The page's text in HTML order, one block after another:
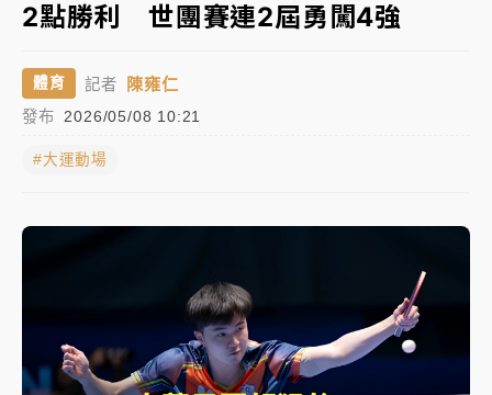
周末精選｜
跨境網購族注意！EZ Way若改由政府委
蔣萬安的建中同學！47歲法律學霸戰桃園 公開上任首
要3件事
慈濟遭詐10億完整始末曝！律師掮客大玩兩
面手法 郭台銘、蔡英文成關鍵
本周爆款短影音｜ 柯文哲帶電子手鐶拄拐杖現身／周玉
2點勝利 世團賽連2屆勇闖4強
體育 記者 陳雍仁
發布 2026/05/08 10:21
#大運動場